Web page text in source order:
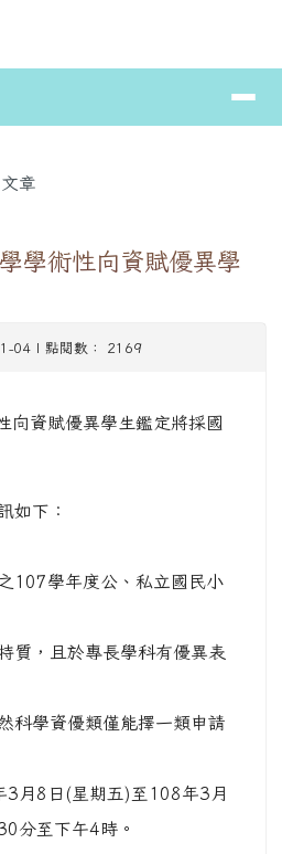
網
⏸
章
學術性向資賦優異學
04 | 點閱數： 2169
向資賦優異學生鑑定將採國
如下：
107學年度公、私立國民小
質，且於專長學科有優異表
科學資優類僅能擇一類申請
3月8日(星期五)至108年3月
分至下午4時。